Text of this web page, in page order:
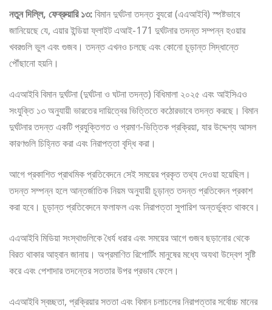
নতুন দিল্লি, ফেব্রুয়ারি ১৩:বিমান দুর্ঘটনা তদন্ত ব্যুরো (এএআইবি) স্পষ্টভাবে
জানিয়েছে যে, এয়ার ইন্ডিয়া ফ্লাইট এআই-171 দুর্ঘটনার তদন্ত সম্পন্ন হওয়ার
খবরগুলি ভুল এবং গুজব। তদন্ত এখনও চলছে এবং কোনো চূড়ান্ত সিদ্ধান্তে
পৌঁছানো হয়নি।
এএআইবি বিমান দুর্ঘটনা (দুর্ঘটনা ও ঘটনা তদন্ত) বিধিমালা ২০২৫ এবং আইসিএও
সংযুক্তি ১৩ অনুযায়ী ভারতের দায়িত্বের ভিত্তিতে কঠোরভাবে তদন্ত করছে। বিমান
দুর্ঘটনার তদন্ত একটি প্রযুক্তিগত ও প্রমাণ-ভিত্তিক প্রক্রিয়া, যার উদ্দেশ্য আসল
কারণগুলি চিহ্নিত করা এবং নিরাপত্তা বৃদ্ধি করা।
আগে প্রকাশিত প্রাথমিক প্রতিবেদনে সেই সময়ের প্রকৃত তথ্য দেওয়া হয়েছিল।
তদন্ত সম্পন্ন হলে আন্তর্জাতিক নিয়ম অনুযায়ী চূড়ান্ত তদন্ত প্রতিবেদন প্রকাশ
করা হবে। চূড়ান্ত প্রতিবেদনে ফলাফল এবং নিরাপত্তা সুপারিশ অন্তর্ভুক্ত থাকবে।
এএআইবি মিডিয়া সংস্থাগুলিকে ধৈর্য ধরার এবং সময়ের আগে গুজব ছড়ানোর থেকে
বিরত থাকার আহ্বান জানায়। অপ্রমাণিত রিপোর্টিং মানুষের মধ্যে অযথা উদ্বেগ সৃষ্টি
করে এবং পেশাদার তদন্তের সততার উপর প্রভাব ফেলে।
এএআইবি স্বচ্ছতা, প্রক্রিয়ার সততা এবং বিমান চলাচলের নিরাপত্তার সর্বোচ্চ মানের